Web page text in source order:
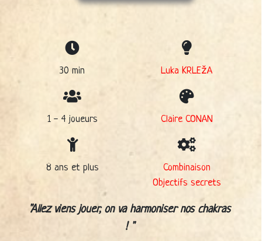
30 min
1 - 4 joueurs
8 ans et plus
Luka KRLEžA
Claire CONAN
Combinaison
Objectifs secrets
Allez viens jouer, on va harmoniser nos chakras
!